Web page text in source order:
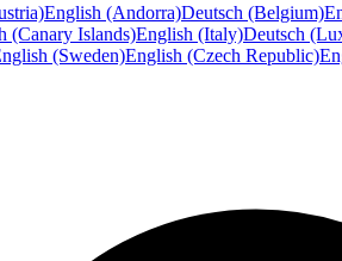
English (Andorra)Deutsch (Belgium)
(Canary Islands)English (Italy)Deutsch
(Sweden)English (Czech Republic)